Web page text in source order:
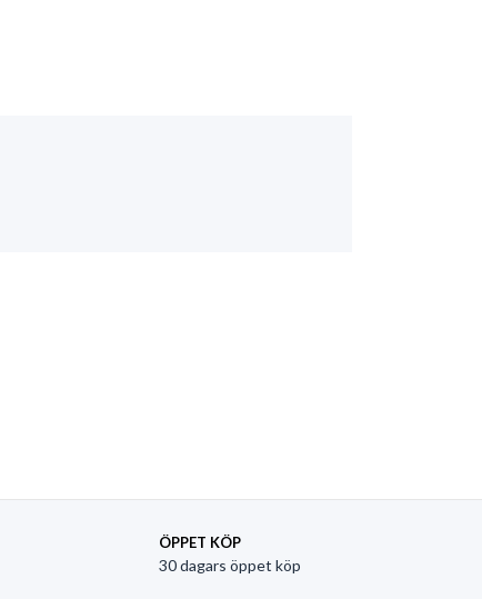
ÖPPET KÖP
30 dagars öppet köp